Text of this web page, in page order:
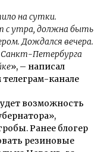
на сутки.
с утра, должна быть
Дождался вечера.
Санкт-Петербурга
», – написал
телеграм-канале
возможность
Ранее блогер
резиновые